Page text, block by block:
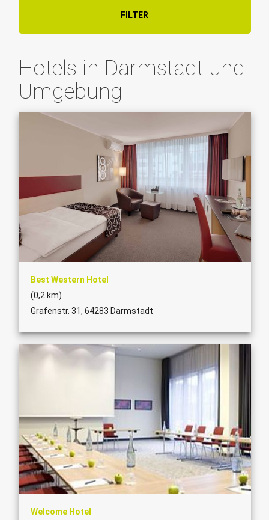
FILTER
Hotels in Darmstadt und
Umgebung
Best Western Hotel
(0,2 km)
Grafenstr. 31, 64283 Darmstadt
Welcome Hotel